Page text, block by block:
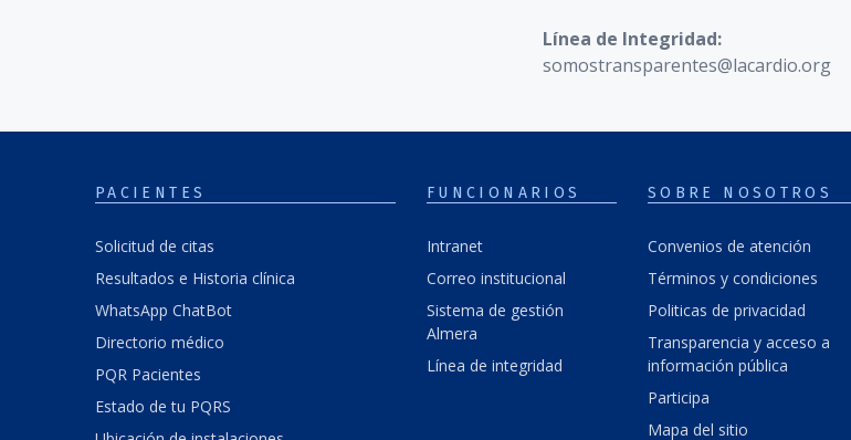
Línea de Integridad:
somostransparentes@lacardio.org
PACIENTES
Solicitud de citas
Resultados e Historia clínica
WhatsApp ChatBot
Directorio médico
PQR Pacientes
Estado de tu PQRS
FUNCIONARIOS
Intranet
Correo institucional
Sistema de gestión
Almera
Línea de integridad
SOBRE NOSOTROS
Convenios de atención
Términos y condiciones
Politicas de privacidad
Transparencia y acceso a
información pública
Participa
Mapa del sitio